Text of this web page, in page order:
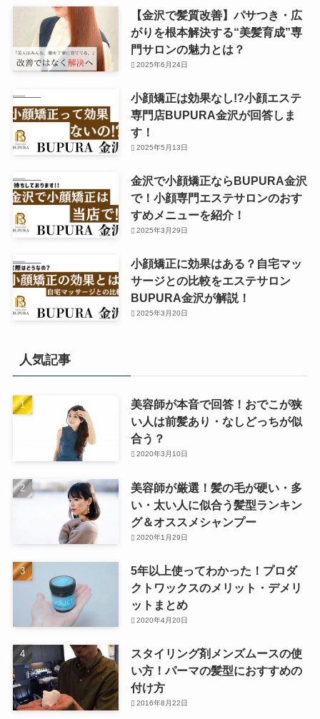
【金沢で髪質改善】パサつき・広
がりを根本解決する“美髪育成”専
門サロンの魅力とは？
2025年6月24日
小顔矯正は効果なし!?小顔エステ
専門店BUPURA金沢が回答しま
す！
2025年5月13日
金沢で小顔矯正ならBUPURA金沢
で！小顔専門エステサロンのおす
すめメニューを紹介！
2025年3月29日
小顔矯正に効果はある？自宅マッ
サージとの比較をエステサロン
BUPURA金沢が解説！
2025年3月20日
人気記事
美容師が本音で回答！おでこが狭
い人は前髪あり・なしどっちが似
合う？
2020年3月10日
美容師が厳選！髪の毛が硬い・多
い・太い人に似合う髪型ランキン
グ＆オススメシャンプー
2020年1月29日
5年以上使ってわかった！プロダ
クトワックスのメリット・デメリ
ットまとめ
2020年4月20日
スタイリング剤メンズムースの使
い方！パーマの髪型におすすめの
付け方
2016年8月22日